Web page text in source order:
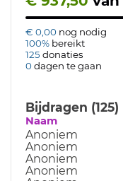
€ 0,00 nog nodig
100% bereikt
125 donaties
0dagen te gaan
Bijdragen (125)
Naam
Anoniem
Anoniem
Anoniem
Anoniem